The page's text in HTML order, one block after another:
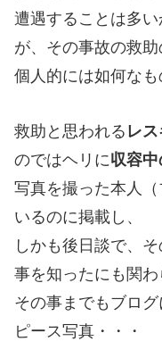
遭遇することは多い
が、その事故の救助
個人的には如何なも
救助と思われる レ
のではヘリに収容
写真を撮った本人
いるのに掲載し、
しかも後日談で、
事を知ったにも関わ
その事までもブロ
ピース写真・・・